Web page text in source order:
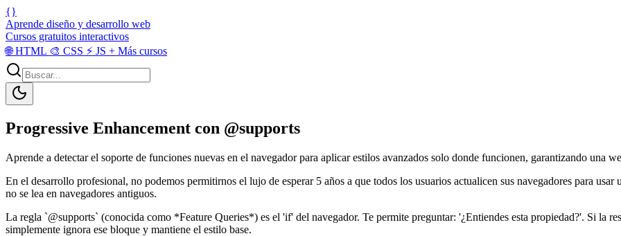
{}
Aprende diseño y desarrollo web
Cursos gratuitos interactivos
🌐HTML 🎨 CSS ⚡ JS + Más cursos
Progressive Enhancement con @supports
Aprende a detectar el soporte de funciones nuevas en el navegador para aplicar estilos avanzados solo donde funcionen, garantizando una
En el desarrollo profesional, no podemos permitirnos el lujo de esperar 5 años a que todos los usuarios actualicen sus navegadores para
no se lea en navegadores antiguos.
La regla `@supports` (conocida como *Feature Queries*) es el 'if' del navegador. Te permite preguntar: '¿Entiendes esta propiedad?'. Si la
simplemente ignora ese bloque y mantiene el estilo base.